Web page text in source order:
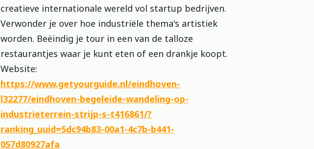
creatieve internationale wereld vol startup bedrijven.
Verwonder je over hoe industriële thema's artistiek
worden. Beëindig je tour in een van de talloze
restaurantjes waar je kunt eten of een drankje koopt.
Website:
https://www.getyourguide.nl/eindhoven-
l32277/eindhoven-begeleide-wandeling-op-
industrieterrein-strijp-s-t416861/?
ranking_uuid=5dc94b83-00a1-4c7b-b441-
057d80927afa